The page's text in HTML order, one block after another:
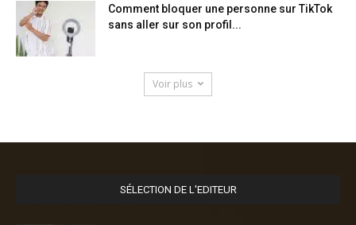
Comment bloquer une personne sur TikTok
sans aller sur son profil...
Voir plus
SÉLECTION DE L'EDITEUR